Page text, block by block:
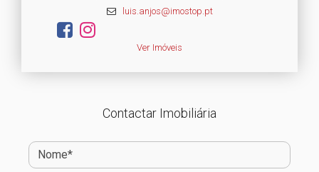
luis.anjos@imostop.pt
Ver Imóveis
Contactar Imobiliária